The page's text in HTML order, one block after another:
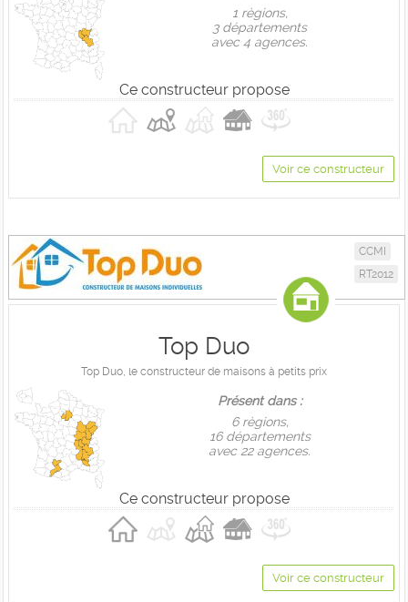
1 règions,
3 départements
avec 4 agences.
Ce constructeur propose
Voir ce constructeur
CCMI
RT2012
Top Duo
Top Duo, le constructeur de maisons à petits prix
Présent dans :
6 règions,
16 départements
avec 22 agences.
Ce constructeur propose
Voir ce constructeur